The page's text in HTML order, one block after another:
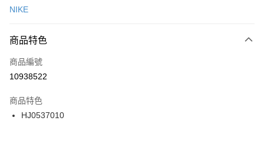
便利好安心！
３．安心：先確認商品／服務後，再付款。
【「AFTEE先享後付」結帳流程】
１．於結帳方式選擇「AFTEE先享後付」後，將跳轉至「AFTEE先享後付」
２．訂單成立數日內，您將收到繳費通知簡訊。
３．收到繳費通知簡訊後14天內，點擊此簡訊中的連結，可透過四大超商／
ATM／網路銀行／等多元方式進行付款，方視為交易完成。
運送方式
每筆NT$100，滿NT$1,500(含以上)免運費
宅配
每筆NT$100，滿NT$1,500(含以上)免運費
NIKE
商品特色
商品編號
10938522
商品特色
HJ0537010